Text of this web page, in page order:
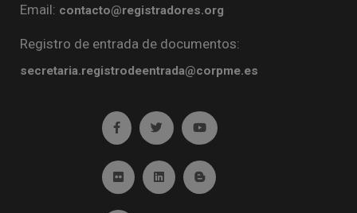
Email: contacto@registradores.org
Registro de entrada de documentos:
secretaria.registrodeentrada@corpme.es
Ir a facebook (abre en ventana nueva)
Ir a twitter (abre en ventana nueva)
Ir a YouTube (abre en
Ir a Flickr (abre en ventana nueva)
Ir a Linkedin (abre en ventana nueva)
Ir al Blog (abre en ventana